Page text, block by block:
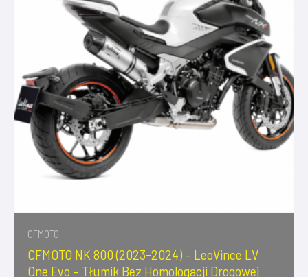
CFMOTO
CFMOTO NK 800 (2023-2024) – LeoVince LV
One Evo – Tłumik Bez Homologacji Drogowej